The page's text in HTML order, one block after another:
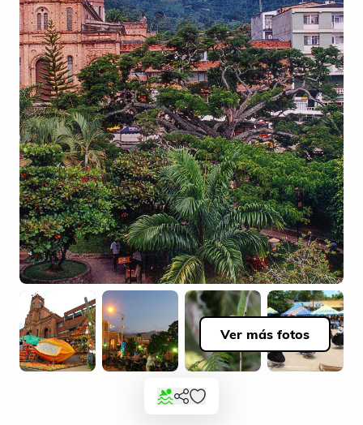
Ver más fotos